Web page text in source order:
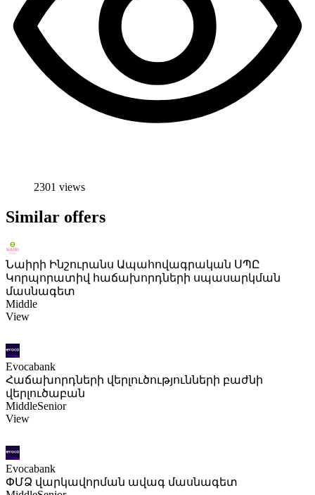
2301 views
Similar offers
Նաիրի Ինշուրանս Ապահովագրական ՍՊԸ
Կորպորատիվ հաճախորդների սպասարկման
մասնագետ
Middle
View
Evocabank
Հաճախորդների վերլուծությունների բաժնի
վերլուծաբան
MiddleSenior
View
Evocabank
ՓՄՁ վարկավորման ավագ մասնագետ